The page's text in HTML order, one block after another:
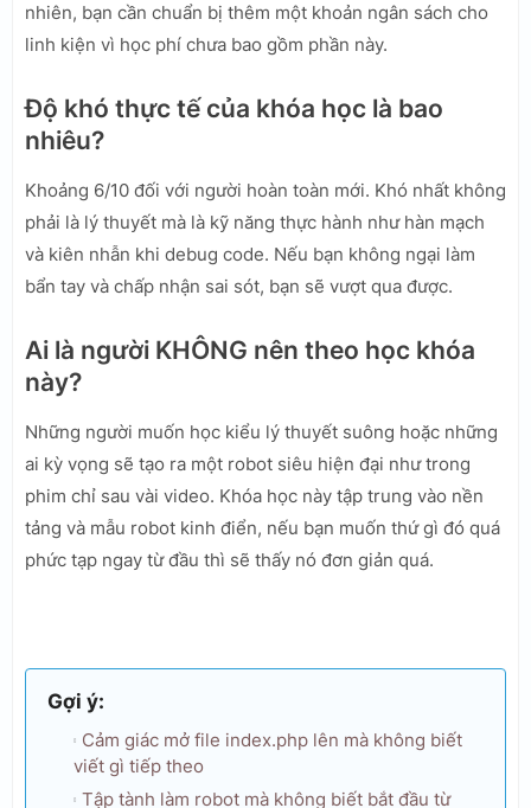
nhiên, bạn cần chuẩn bị thêm một khoản ngân sách cho
linh kiện vì học phí chưa bao gồm phần này.
Độ khó thực tế của khóa học là bao
nhiêu?
Khoảng 6/10 đối với người hoàn toàn mới. Khó nhất không
phải là lý thuyết mà là kỹ năng thực hành như hàn mạch
và kiên nhẫn khi debug code. Nếu bạn không ngại làm
bẩn tay và chấp nhận sai sót, bạn sẽ vượt qua được.
Ai là người KHÔNG nên theo học khóa
này?
Những người muốn học kiểu lý thuyết suông hoặc những
ai kỳ vọng sẽ tạo ra một robot siêu hiện đại như trong
phim chỉ sau vài video. Khóa học này tập trung vào nền
tảng và mẫu robot kinh điển, nếu bạn muốn thứ gì đó quá
phức tạp ngay từ đầu thì sẽ thấy nó đơn giản quá.
Gợi ý:
Cảm giác mở file index.php lên mà không biết
viết gì tiếp theo
Tập tành làm robot mà không biết bắt đầu từ